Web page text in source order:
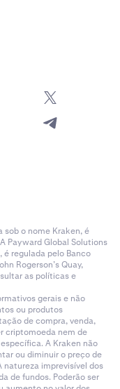
sob o nome Kraken, é
Payward Global Solutions
regulada pelo Banco
Rogerson’s Quay,
as políticas e
gerais e não
ou produtos
de compra, venda,
criptomoeda nem de
A Kraken não
ou diminuir o preço de
imprevisível dos
de fundos. Poderão ser